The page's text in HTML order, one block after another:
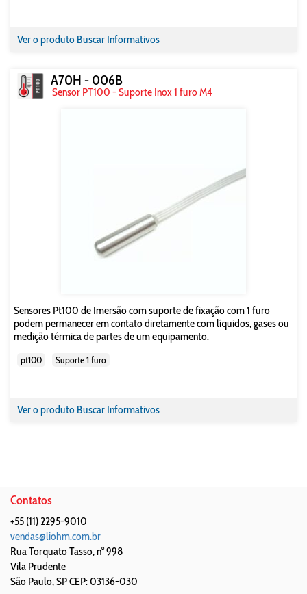
Ver o produto Buscar Informativos
A70H - 006B
Sensor PT100 - Suporte Inox 1 furo M4
Sensores Pt100 de Imersão com suporte de fixação com 1 furo
podem permanecer em contato diretamente com líquidos, gases ou
medição térmica de partes de um equipamento.
pt100 Suporte 1 furo
Ver o produto Buscar Informativos
Contatos
+55 (11) 2295-9010
vendas@liohm.com.br
Rua Torquato Tasso, n° 998
Vila Prudente
São Paulo,SPCEP: 03136-030